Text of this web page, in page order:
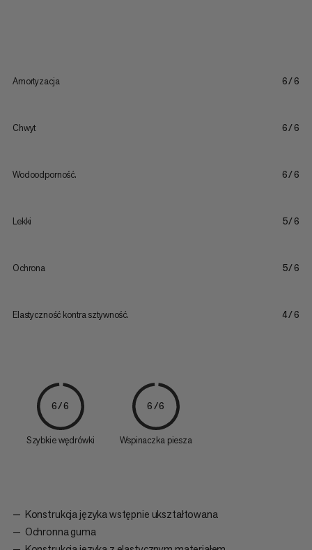
Amortyzacja 6/6
Chwyt 6/6
Wodoodporność. 6/6
Lekki 5/6
Ochrona 5/6
Elastyczność kontra sztywność. 4/6
6/6
Szybkie wędrówki
6/6
Wspinaczka piesza
Konstrukcja języka wstępnie ukształtowana
Ochronna guma